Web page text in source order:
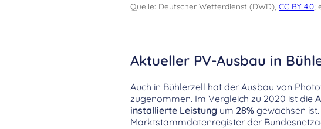
Quelle: Deutscher Wetterdienst (DWD), CC BY 4.0;
Aktueller PV-Ausbau in
Auch in Bühlerzell hat der Ausbau von
zugenommen. Im Vergleich zu 2020 ist die
installierte Leistung um 28% gewachsen
Marktstammdatenregister der